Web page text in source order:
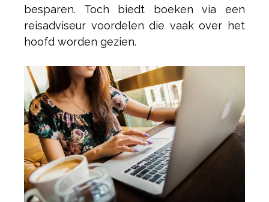
besparen. Toch biedt boeken via een
reisadviseur voordelen die vaak over het
hoofd worden gezien.